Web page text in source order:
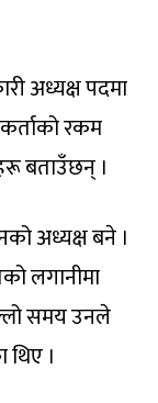
अध्यक्ष पदमा
रकम
बताउँछन् ।
अध्यक्ष बने ।
लगानीमा
समय उनले
थिए ।